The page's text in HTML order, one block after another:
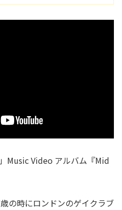
Music Video アルバム『Mid
の時にロンドンのゲイクラブ